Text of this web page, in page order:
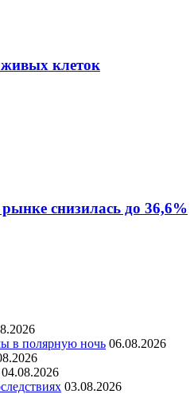
живых клеток
снизилась до 36,6%
в полярную ночь 06.08.2026
04.08.2026
03.08.2026